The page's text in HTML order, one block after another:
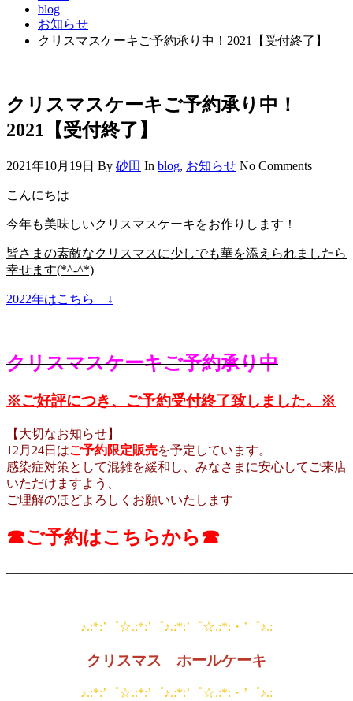
blog
お知らせ
クリスマスケーキご予約承り中！2021【受付終了】
クリスマスケーキご予約承り中！
2021【受付終了】
2021年10月19日 By 砂田 In blog, お知らせ No Comments
こんにちは
今年も美味しいクリスマスケーキをお作りします！
皆さまの素敵なクリスマスに少しでも華を添えられましたら
幸せます(*^-^*)
2022年はこちら ↓
クリスマスケーキご予約承り中
※ご好評につき、ご予約受付終了致しました。※
【大切なお知らせ】
12月24日はご予約限定販売を予定しています。
感染症対策として混雑を緩和し、みなさまに安心してご来店
いただけますよう、
ご理解のほどよろしくお願いいたします
☎ご予約はこちらから☎
♪.:*:’゜☆.:*:’゜♪.:*:’゜☆.:*:・’゜♪.:
クリスマス ホールケーキ
♪.:*:’゜☆.:*:’゜♪.:*:’゜☆.:*:・’゜♪.: